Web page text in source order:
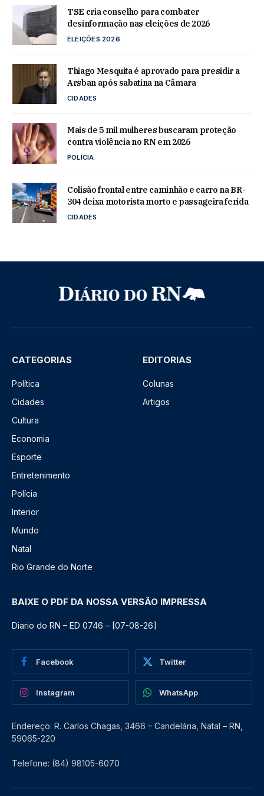
TSE cria conselho para combater
desinformação nas eleições de 2026
ELEIÇÕES 2026
Thiago Mesquita é aprovado para presidir a
Arsban após sabatina na Câmara
CIDADES
Mais de 5 mil mulheres buscaram proteção
contra violência no RN em 2026
POLÍCIA
Colisão frontal entre caminhão e carro na BR-
304 deixa motorista morto e passageira ferida
CIDADES
CATEGORIAS
Política
Cidades
Cultura
Economia
Esporte
Entretenimento
Polícia
Interior
Mundo
Natal
Rio Grande do Norte
EDITORIAS
Colunas
Artigos
BAIXE O PDF DA NOSSA VERSÃO IMPRESSA
Diario do RN – ED 0746 – [07-08-26]
Facebook Twitter
Instagram WhatsApp
Endereço: R. Carlos Chagas, 3466 – Candelária, Natal – RN,
59065-220
Telefone: (84) 98105-6070